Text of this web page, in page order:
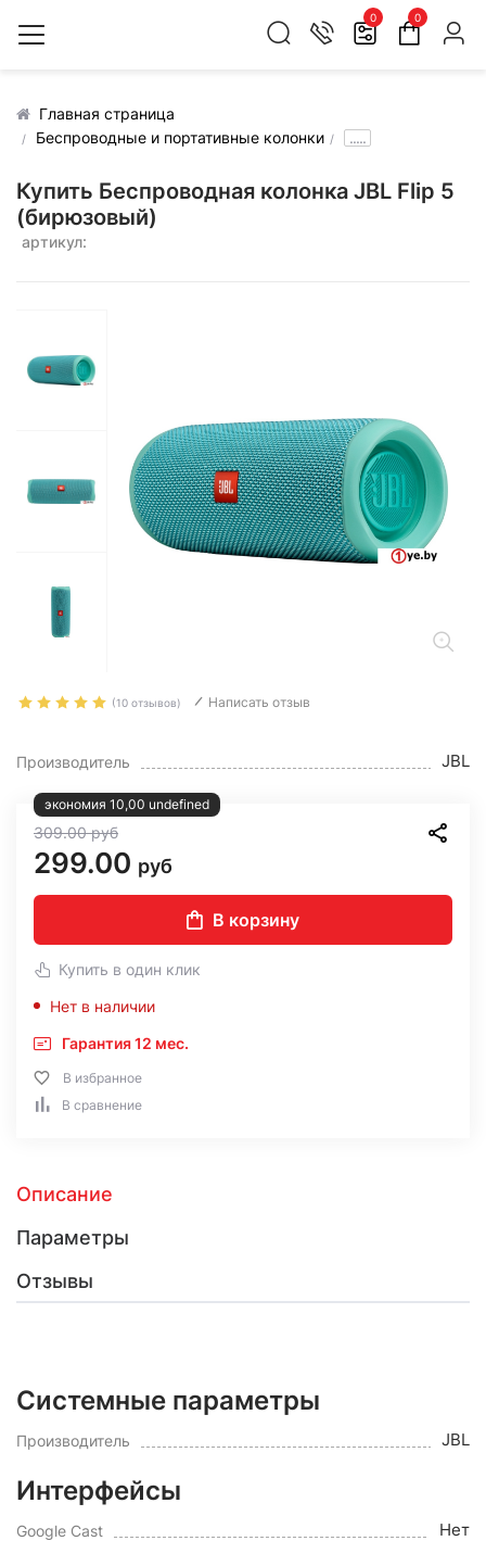
0 0
Главная страница
Беспроводные и портативные колонки
.....
Купить Беспроводная колонка JBL Flip 5
(бирюзовый)
артикул:
(10 отзывов) Написать отзыв
Производитель JBL
экономия 10,00 undefined
309.00руб
299.00 руб
В корзину
Купить в один клик
Нет в наличии
Гарантия 12 мес.
В избранное
В сравнение
Описание
Параметры
Отзывы
Системные параметры
Производитель JBL
Интерфейсы
Google Cast Нет